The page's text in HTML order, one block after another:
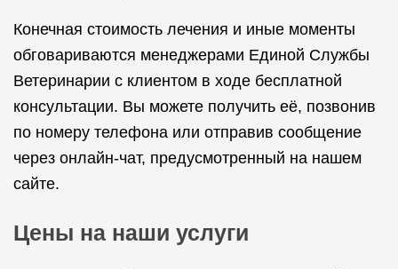
Конечная стоимость лечения и иные моменты
обговариваются менеджерами Единой Службы
Ветеринарии с клиентом в ходе бесплатной
консультации. Вы можете получить её, позвонив
по номеру телефона или отправив сообщение
через онлайн-чат, предусмотренный на нашем
сайте.
Цены на наши услуги